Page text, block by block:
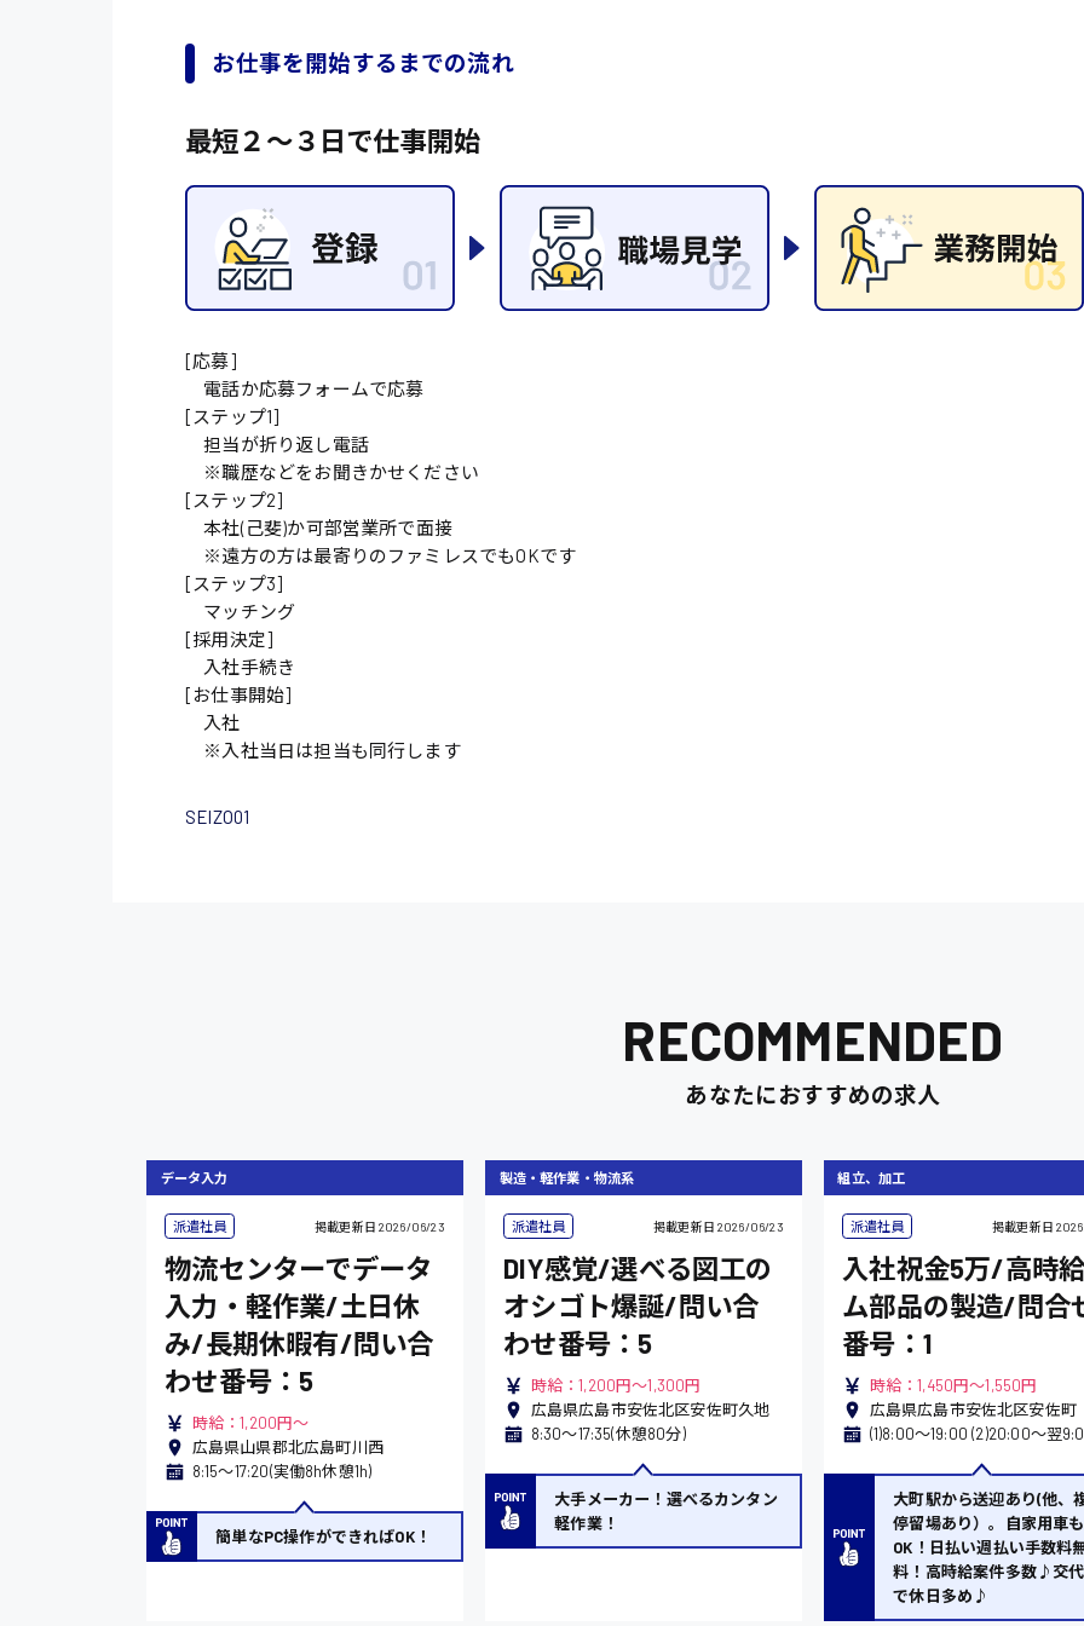
貿易事務
医療事務
IT・クリエイティブ系
DTPオペレーター CADオペレーター WEBデザイナー
システムエンジニア カスタマーエンジニア
ラウンダー営業
その他の専門職
熊本県
千葉県
鳥取県
時給1400円〜
お仕事を開始するまでの流れ
最短２〜３日で仕事開始
[応募]
電話か応募フォームで応募
[ステップ1]
担当が折り返し電話
※職歴などをお聞きかせください
[ステップ2]
本社(己斐)か可部営業所で面接
※遠方の方は最寄りのファミレスでもOKです
[ステップ3]
マッチング
[採用決定]
入社手続き
[お仕事開始]
入社
※入社当日は担当も同行します
SEIZO01
RECOMMENDED
あなたにおすすめの求人
データ入力
派遣社員 掲載更新日 2026/06/23
物流センターでデータ
入力・軽作業/土日休
み/長期休暇有/問い合
わせ番号：5
時給：1,200円～
広島県山県郡北広島町川西
8:15〜17:20(実働8h休憩1h)
簡単なPC操作ができればOK！
製造・軽作業・物流系
派遣社員 掲載更新日 2026/06/23
DIY感覚/選べる図工の
オシゴト爆誕/問い合
わせ番号：5
時給：1,200円～1,300円
広島県広島市安佐北区安佐町久地
8:30〜17:35(休憩80分)
大手メーカー！選べるカンタン
軽作業！
組立、加工
派遣社員 掲載更新日
入社祝金5万/高時
ム部品の製造/問合
番号：1
時給：1,450円～1,550円
広島県広島市安佐北区安佐町
大町駅から送迎あり(他、
停留場あり）。自家用車も
OK！日払い週払い手数料
料！高時給案件多数♪交
で休日多め♪